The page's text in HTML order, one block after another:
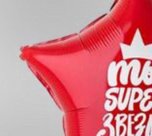
БЫСТРАЯ
Я принимаю Политику
Правила использования